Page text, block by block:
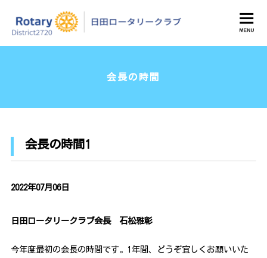
日田ロータリークラブ
会長の時間
会長の時間1
2022年07月06日
日田ロータリークラブ会長 石松雅彰
今年度最初の会長の時間です。1年間、どうぞ宜しくお願いいた